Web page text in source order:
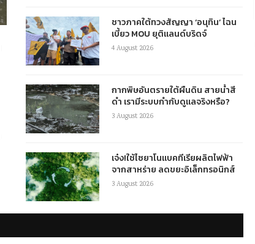
ชาวภาคใต้ทวงสัญญา ‘อนุทิน’ ไฉน
เบี้ยว MOU ยุติแลนด์บริดจ์
4 August 2026
กากพิษอันตรายใต้ผืนดิน สายน้ำสี
ดำ เรามีระบบกำกับดูแลจริงหรือ?
3 August 2026
เจ๋ง!ใช้ไซยาโนแบคทีเรียผลิตไฟฟ้า
จากสาหร่าย ลดขยะอิเล็กทรอนิกส์
3 August 2026